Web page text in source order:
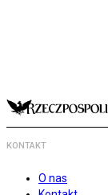
KONTAKT
O nas